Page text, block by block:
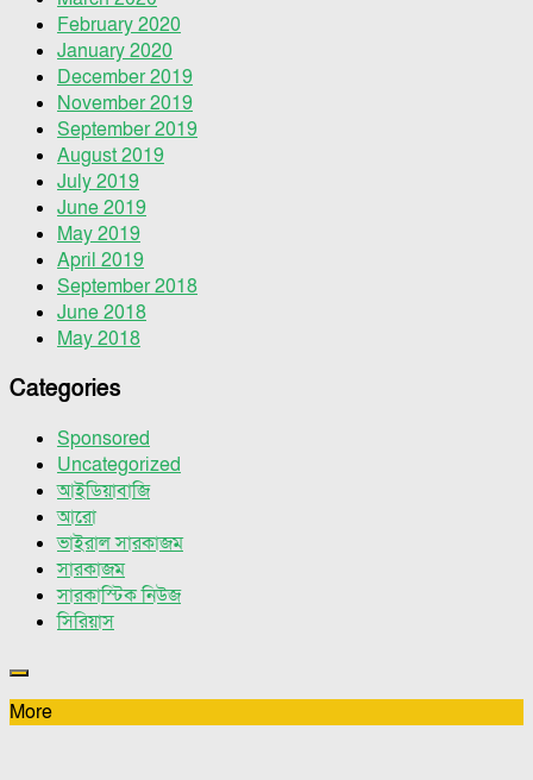
February 2020
January 2020
December 2019
November 2019
September 2019
August 2019
July 2019
June 2019
May 2019
April 2019
September 2018
June 2018
May 2018
Categories
Sponsored
Uncategorized
আইডিয়াবাজি
আরো
ভাইরাল সারকাজম
সারকাজম
সারকাস্টিক নিউজ
সিরিয়াস
More